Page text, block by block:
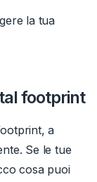
la tua
footprint
a
Se le tue
cosa puoi